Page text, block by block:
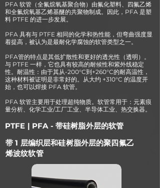
PFA 软管（全氟烷氧基聚合物）由氟化塑料、四氟乙烯
和全氟烷氧基乙烯基醚的共聚物制成。因此，PFA 是塑
料 PTFE 的进一步发展。
PFA 具有与 PTFE 相同的化学和热性能，但弯曲强度显
着提高，被认为是最耐化学腐蚀的软管类型之一。
PFA管的特点是其低扩散性和更好的透光性（透明）。
与 PTFE 一样，它也具有较高的耐候性和紫外线稳定
性。耐温性：由于其从-200°C到+260°C的耐高温性，
这种材料被证明是非常好的。从大约 +310°C 的温度开
始，也可以焊接 PFA 软管。
PFA 软管主要用于处理超纯物质。软管常用于：元素痕
量分析、化学工业/工厂工业、半导体工业、热交换器。
PTFE | PFA - 带硅树脂外层的软管
带 1 层编织层和硅树脂外层的聚四氟乙
烯波纹软管